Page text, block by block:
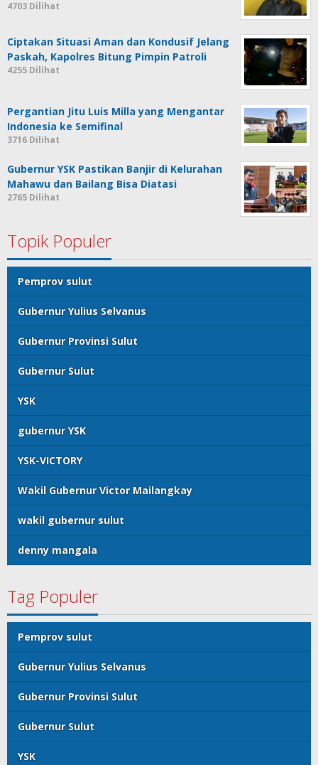
4703 Dilihat
Ciptakan Situasi Aman dan Kondusif Jelang
Paskah, Kapolres Bitung Pimpin Patroli
4255 Dilihat
Pergantian Jitu Luis Milla yang Mengantar
Indonesia ke Semifinal
3716 Dilihat
Gubernur YSK Pastikan Banjir di Kelurahan
Mahawu dan Bailang Bisa Diatasi
2765 Dilihat
Topik Populer
Pemprov sulut
Gubernur Yulius Selvanus
Gubernur Provinsi Sulut
Gubernur Sulut
YSK
gubernur YSK
YSK-VICTORY
Wakil Gubernur Victor Mailangkay
wakil gubernur sulut
denny mangala
Tag Populer
Pemprov sulut
Gubernur Yulius Selvanus
Gubernur Provinsi Sulut
Gubernur Sulut
YSK